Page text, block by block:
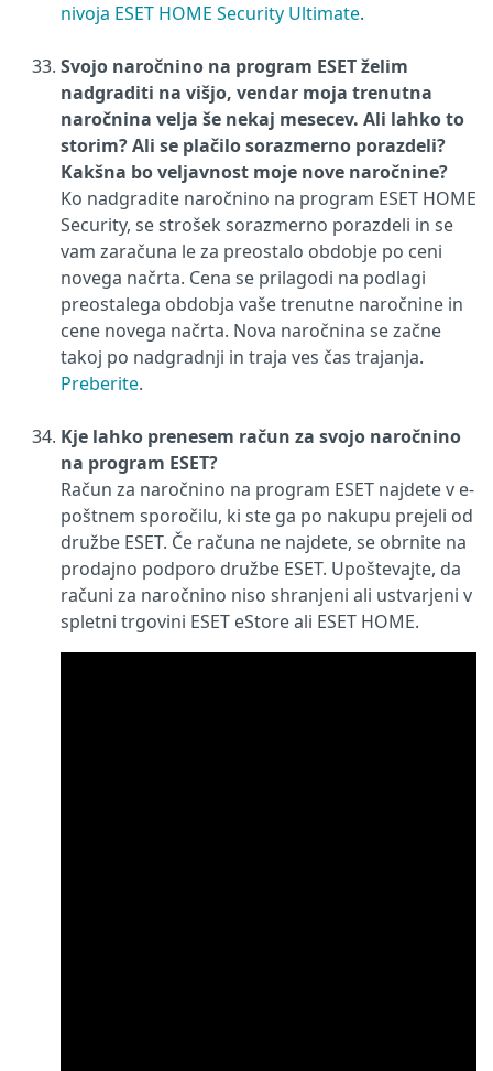
nivoja ESET HOME Security Ultimate.
Svojo naročnino na program ESET želim
nadgraditi na višjo, vendar moja trenutna
naročnina velja še nekaj mesecev. Ali lahko to
storim? Ali se plačilo sorazmerno porazdeli?
Kakšna bo veljavnost moje nove naročnine?
Ko nadgradite naročnino na program ESET HOME
Security, se strošek sorazmerno porazdeli in se
vam zaračuna le za preostalo obdobje po ceni
novega načrta. Cena se prilagodi na podlagi
preostalega obdobja vaše trenutne naročnine in
cene novega načrta. Nova naročnina se začne
takoj po nadgradnji in traja ves čas trajanja.
Preberite.
Kje lahko prenesem račun za svojo naročnino
na program ESET?
Račun za naročnino na program ESET najdete v e-
poštnem sporočilu, ki ste ga po nakupu prejeli od
družbe ESET. Če računa ne najdete, se obrnite na
prodajno podporo družbe ESET. Upoštevajte, da
računi za naročnino niso shranjeni ali ustvarjeni v
spletni trgovini ESET eStore ali ESET HOME.